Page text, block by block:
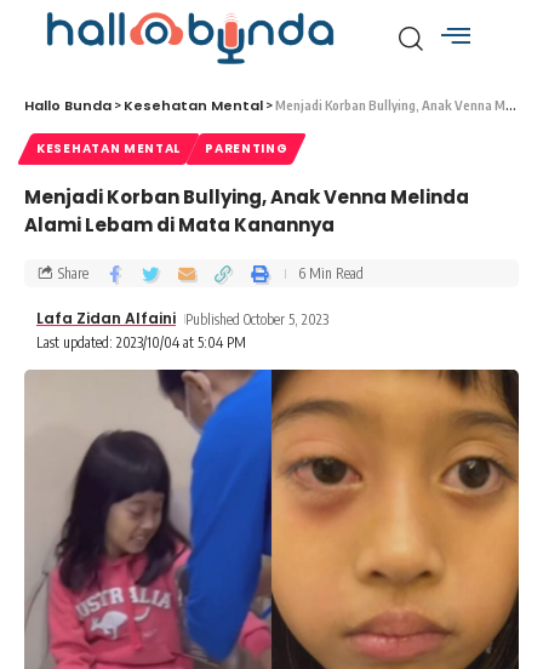
Hallo Bunda > Kesehatan Mental >Menjadi Korban Bullying, Anak Venna Melinda Alami Lebam di Mata Kanannya
KESEHATAN MENTAL PARENTING
Menjadi Korban Bullying, Anak Venna Melinda
Alami Lebam di Mata Kanannya
Last updated: 2023/10/04 at 5:04 PM
Lafa Zidan Alfaini Published October 5, 2023
Share 6 Min Read